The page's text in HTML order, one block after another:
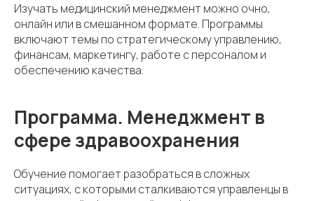
Изучать медицинский менеджмент можно очно,
онлайн или в смешанном формате. Программы
включают темы по стратегическому управлению,
финансам, маркетингу, работе с персоналом и
обеспечению качества.
Программа. Менеджмент в
сфере здравоохранения
Обучение помогает разобраться в сложных
ситуациях, с которыми сталкиваются управленцы в